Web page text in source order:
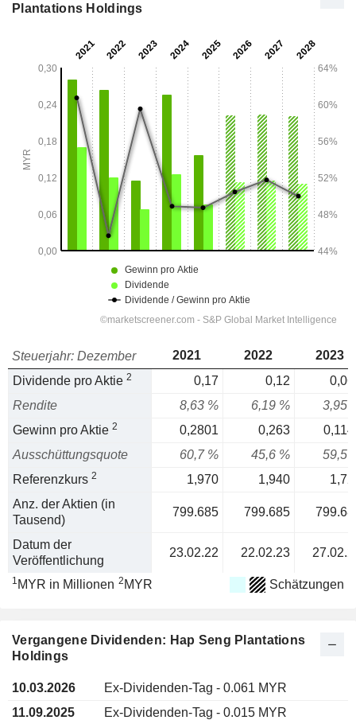
Plantations Holdings
Steuerjahr: Dezember 2021 2022
2023
Dividende pro Aktie 2 0,17 0,12
Rendite
8,63 % 6,19 %
3,95
Gewinn pro Aktie 2 0,2801 0,263
Ausschüttungsquote
60,7 % 45,6 %
59,5
Referenzkurs 2 1,970 1,940
Anz. der Aktien (in
Tausend)
799.685 799.685
Datum der
Veröffentlichung
23.02.22 22.02.23
1 MYR in Millionen 2 MYR Schätzungen
Vergangene Dividenden: Hap Seng Plantations
Holdings
10.03.2026
Ex-Dividenden-Tag - 0.061 MYR
11.09.2025
Ex-Dividenden-Tag - 0.015 MYR